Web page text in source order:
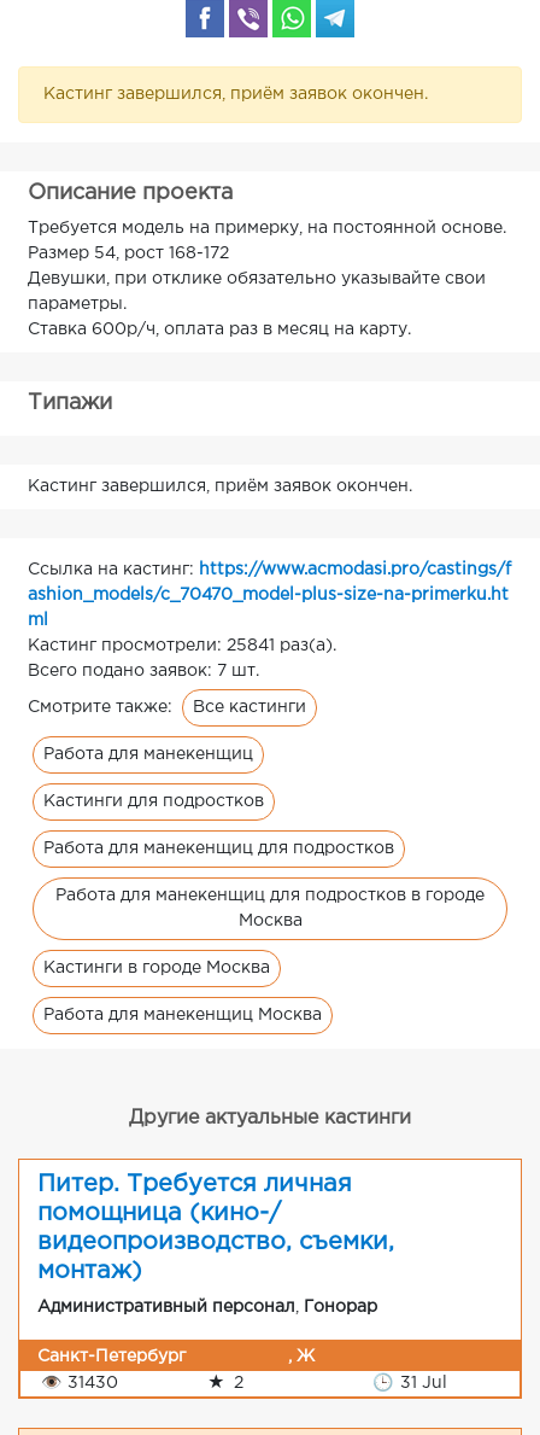
Кастинг завершился, приём заявок окончен.
Описание проекта
Требуется модель на примерку, на постоянной основе.
Размер 54, рост 168-172
Девушки, при отклике обязательно указывайте свои
параметры.
Ставка 600р/ч, оплата раз в месяц на карту.
Типажи
Кастинг завершился, приём заявок окончен.
Ссылка на кастинг: https://www.acmodasi.pro/castings/f
ashion_models/c_70470_model-plus-size-na-primerku.ht
ml
Кастинг просмотрели: 25841 раз(а).
Всего подано заявок: 7 шт.
Смотрите также: Все кастинги
Работа для манекенщиц
Кастинги для подростков
Работа для манекенщиц для подростков
Работа для манекенщиц для подростков в городе
Москва
Кастинги в городе Москва
Работа для манекенщиц Москва
Другие актуальные кастинги
Питер. Требуется личная
помощница (кино-/
видеопроизводство, съемки,
монтаж)
Административный персонал Гонорар
Санкт-Петербург
, Ж
👁 31430 ★ 2 🕒 31 Jul